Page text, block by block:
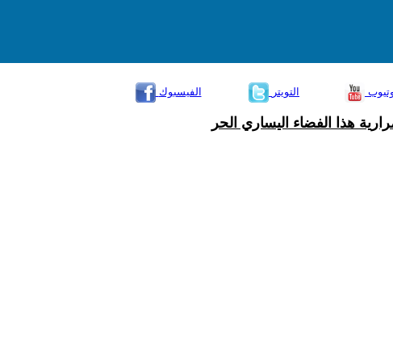
الفيسبوك
التويتر
هذا الفضاء اليساري الحر